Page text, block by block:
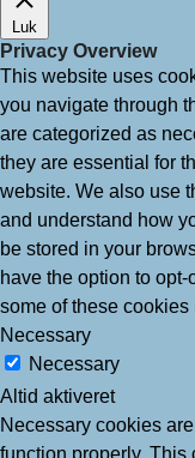
Luk
Privacy Overview
This website uses
you navigate through
are categorized as
they are essential for
website. We also use
and understand how
be stored in your
have the option to
some of these
Necessary
Necessary
Altid aktiveret
Necessary cookies
function properly. This